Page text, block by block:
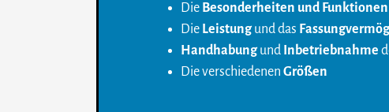
Die Besonderheiten und Funktionen
Die Leistungund das
Handhabungund Inbetriebnahme
Die verschiedenen Größen